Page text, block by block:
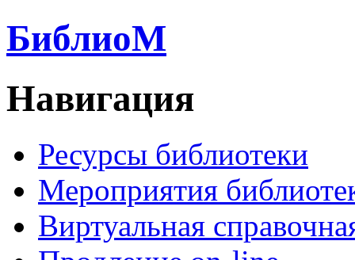
БиблиоМ
Навигация
Ресурсы библиотеки
Мероприятия
Виртуальная